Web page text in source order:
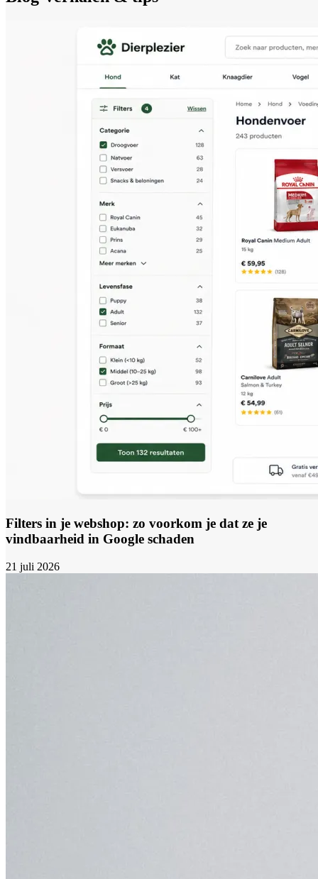
Filters in je webshop: zo voorkom je dat ze je
vindbaarheid in Google schaden
21 juli 2026